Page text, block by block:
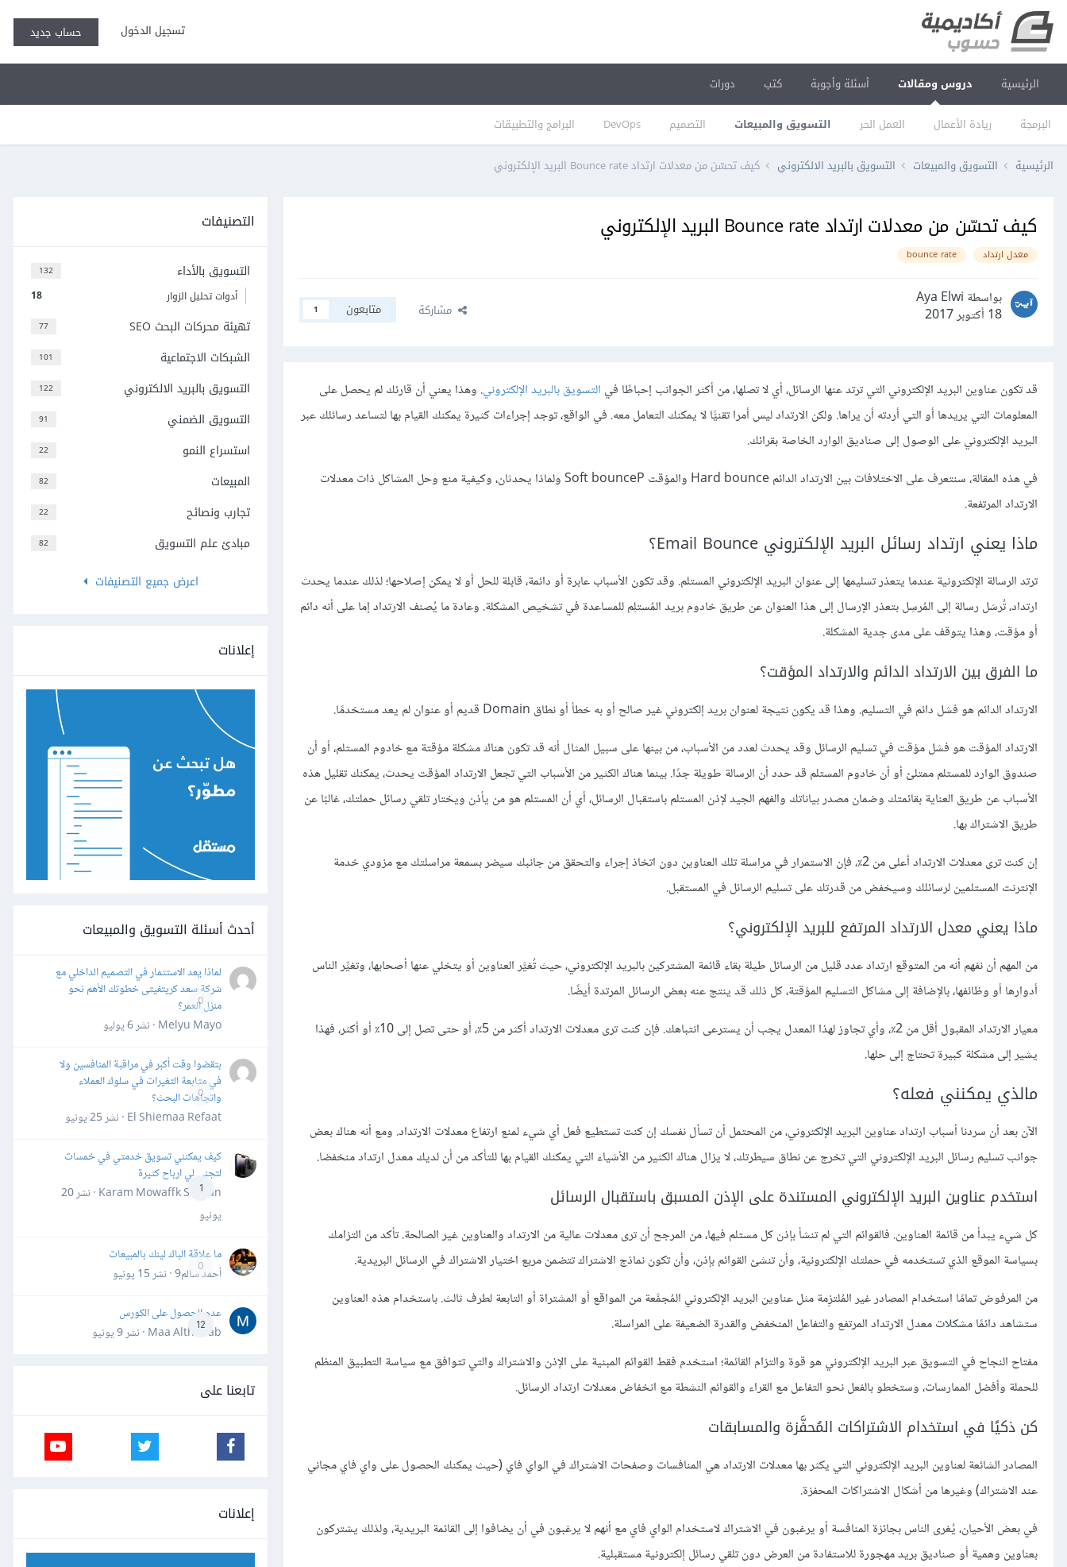
تسجيل الدخول حساب جديد
الرئيسية دروس ومقالات
البرمجة ريادة الأعمال العمل الحر التسويق والمبيعات التصميم DevOps البرامج والتطبيقات
أسئلة وأجوبة كتب دورات
الرئيسية التسويق والمبيعات التسويق بالبريد الالكتروني كيف تحسّن من معدلات ارتداد Bounce rate البريد الإلكتروني
كيف تحسّن من معدلات ارتداد Bounce rate البريد الإلكتروني
معدل ارتداد bounce rate
بواسطة Aya Elwi
18 أكتوبر 2017
مشاركة متابعون 1
قد تكون عناوين البريد الإلكتروني التي ترتد عنها الرسائل، أي لا تصلها، من أكثر الجوانب إحباطًا في التسويق بالبريد الإلكتروني. وهذا يعني أن قارئك لم يحصل على
المعلومات التي يريدها أو التي أردته أن يراها. ولكن الارتداد ليس أمرا تقنيًّا لا يمكنك التعامل معه. في الواقع، توجد إجراءات كثيرة يمكنك القيام بها لتساعد رسائلك عبر
البريد الإلكتروني على الوصول إلى صناديق الوارد الخاصة بقرائك.
في هذه المقالة، سنتعرف على الاختلافات بين الارتداد الدائم Hard bounce والمؤقت Soft bounceP ولماذا يحدثان، وكيفية منع وحل المشاكل ذات معدلات
الارتداد المرتفعة.
ماذا يعني ارتداد رسائل البريد الإلكتروني Email Bounce؟
ترتد الرسالة الإلكترونية عندما يتعذر تسليمها إلى عنوان البريد الإلكتروني المستلم. وقد تكون الأسباب عابرة أو دائمة، قابلة للحل أو لا يمكن إصلاحها؛ لذلك عندما يحدث
ارتداد، تُرسَل رسالة إلى المُرسِل بتعذر الإرسال إلى هذا العنوان عن طريق خادوم بريد المُستلِم للمساعدة في تشخيص المشكلة. وعادة ما يُصنف الارتداد إما على أنه دائم
أو مؤقت، وهذا يتوقف على مدى جدية المشكلة.
ما الفرق بين الارتداد الدائم والارتداد المؤقت؟
الارتداد الدائم هو فشل دائم في التسليم. وهذا قد يكون نتيجة لعنوان بريد إلكتروني غير صالح أو به خطأ أو نطاق Domain قديم أو عنوان لم يعد مستخدمًا.
الارتداد المؤقت هو فشل مؤقت في تسليم الرسائل وقد يحدث لعدد من الأسباب، من بينها على سبيل المثال أنه قد تكون هناك مشكلة مؤقتة مع خادوم المستلم، أو أن
صندوق الوارد للمستلم ممتلئ أو أن خادوم المستلم قد حدد أن الرسالة طويلة جدًا. بينما هناك الكثير من الأسباب التي تجعل الارتداد المؤقت يحدث، يمكنك تقليل هذه
الأسباب عن طريق العناية بقائمتك وضمان مصدر بياناتك والفهم الجيد لإذن المستلم باستقبال الرسائل، أي أن المستلم هو من يأذن ويختار تلقي رسائل حملتك، غالبًا عن
طريق الاشتراك بها.
إن كنت ترى معدلات الارتداد أعلى من 2٪، فإن الاستمرار في مراسلة تلك العناوين دون اتخاذ إجراء والتحقق من جانبك سيضر بسمعة مراسلتك مع مزودي خدمة
الإنترنت المستلمين لرسائلك وسيخفض من قدرتك على تسليم الرسائل في المستقبل.
ماذا يعني معدل الارتداد المرتفع للبريد الإلكتروني؟
من المهم أن نفهم أنه من المتوقع ارتداد عدد قليل من الرسائل طيلة بقاء قائمة المشتركين بالبريد الإلكتروني، حيث تُغيَّر العناوين أو يتخلي عنها أصحابها، وتغيِّر الناس
أدوارها أو وظائفها، بالإضافة إلى مشاكل التسليم المؤقتة، كل ذلك قد ينتج عنه بعض الرسائل المرتدة أيضًا.
معيار الارتداد المقبول أقل من 2٪، وأي تجاوز لهذا المعدل يجب أن يسترعى انتباهك. فإن كنت ترى معدلات الارتداد أكثر من 5٪، أو حتى تصل إلى 10٪ أو أكثر، فهذا
يشير إلى مشكلة كبيرة تحتاج إلى حلها.
مالذي يمكنني فعله؟
الآن بعد أن سردنا أسباب ارتداد عناوين البريد الإلكتروني، من المحتمل أن تسأل نفسك إن كنت تستطيع فعل أي شيء لمنع ارتفاع معدلات الارتداد. ومع أنه هناك بعض
جوانب تسليم رسائل البريد الإلكتروني التي تخرج عن نطاق سيطرتك، لا يزال هناك الكثير من الأشياء التي يمكنك القيام بها للتأكد من أن لديك معدل ارتداد منخفضا.
استخدم عناوين البريد الإلكتروني المستندة على الإذن المسبق باستقبال الرسائل
كل شيء يبدأ من قائمة العناوين. فالقوائم التي لم تنشأ بإذن كل مستلم فيها، من المرجح أن ترى معدلات عالية من الارتداد والعناوين غير الصالحة. تأكد من التزامك
بسياسة الموقع الذي تستخدمه في حملتك الإلكترونية، وأن تنشئ القوائم بإذن، وأن تكون نماذج الاشتراك تتضمن مربع اختيار الاشتراك في الرسائل البريدية.
من المرفوض تمامًا استخدام المصادر غير المُلتزِمة مثل عناوين البريد الإلكتروني المُجمَّعة من المواقع أو المشتراة أو التابعة لطرف ثالث. باستخدام هذه العناوين
ستشاهد دائمًا مشكلات معدل الارتداد المرتفع والتفاعل المنخفض والقدرة الضعيفة على المراسلة.
مفتاح النجاح في التسويق عبر البريد الإلكتروني هو قوة والتزام القائمة؛ استخدم فقط القوائم المبنية على الإذن والاشتراك والتي تتوافق مع سياسة التطبيق المنظم
للحملة وأفضل الممارسات، وستخطو بالفعل نحو التفاعل مع القراء والقوائم النشطة مع انخفاض معدلات ارتداد الرسائل.
كن ذكيًا في استخدام الاشتراكات المُحفَّزة والمسابقات
المصادر الشائعة لعناوين البريد الإلكتروني التي يكثر بها معدلات الارتداد هي المنافسات وصفحات الاشتراك في الواي فاي (حيث يمكنك الحصول على واي فاي مجاني
عند الاشتراك) وغيرها من أشكال الاشتراكات المحفزة.
في بعض الأحيان، يُغرى الناس بجائزة المنافسة أو يرغبون في الاشتراك لاستخدام الواي فاي مع أنهم لا يرغبون في أن يضافوا إلى القائمة البريدية، ولذلك يشتركون
بعناوين وهمية أو صناديق بريد مهجورة للاستفادة من العرض دون تلقي رسائل إلكترونية مستقبلية.
التصنيفات
132 التسويق بالأداء
18 أدوات تحليل الزوار
77 تهيئة محركات البحث SEO
101 الشبكات الاجتماعية
122 التسويق بالبريد الالكتروني
91 التسويق الضمني
22 استسراع النمو
82 المبيعات
22 تجارب ونصائح
82
مبادئ علم التسويق
اعرض جميع التصنيفات
إعلانات
أحدث أسئلة التسويق والمبيعات
0
لماذا يعد الاستثمار في التصميم الداخلي مع
شركة سعد كريتفيتى خطوتك الأهم نحو
منزل العمر؟
Melyu Mayo · نشر
6 يوليو
0
بتقضوا وقت أكبر في مراقبة المنافسين ولا
في متابعة التغيرات في سلوك العملاء
واتجاهات البحث؟
El Shiemaa Refaat · نشر
25 يونيو
1
كيف يمكنني تسويق خدمتي في خمسات
لتجني لي ارباح كثيرة
Karam Mowaffk Sarhan · نشر
20
يونيو
0
ما علاقة الباك لينك بالمبيعات
أحمد سالم9 · نشر
15 يونيو
12
عدم الحصول على الكورس
Maa Althahab · نشر
9 يونيو
تابعنا على
إعلانات